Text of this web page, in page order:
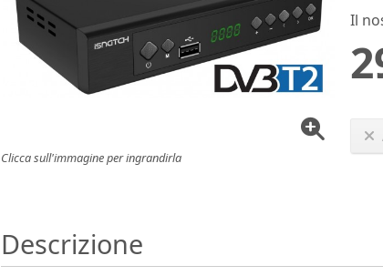
Clicca sull'immagine per ingrandirla
Il
Descrizione